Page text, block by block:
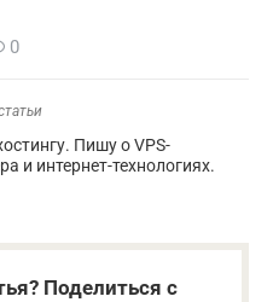
0
Пишу о VPS-
и интернет-технологиях.
Поделиться с